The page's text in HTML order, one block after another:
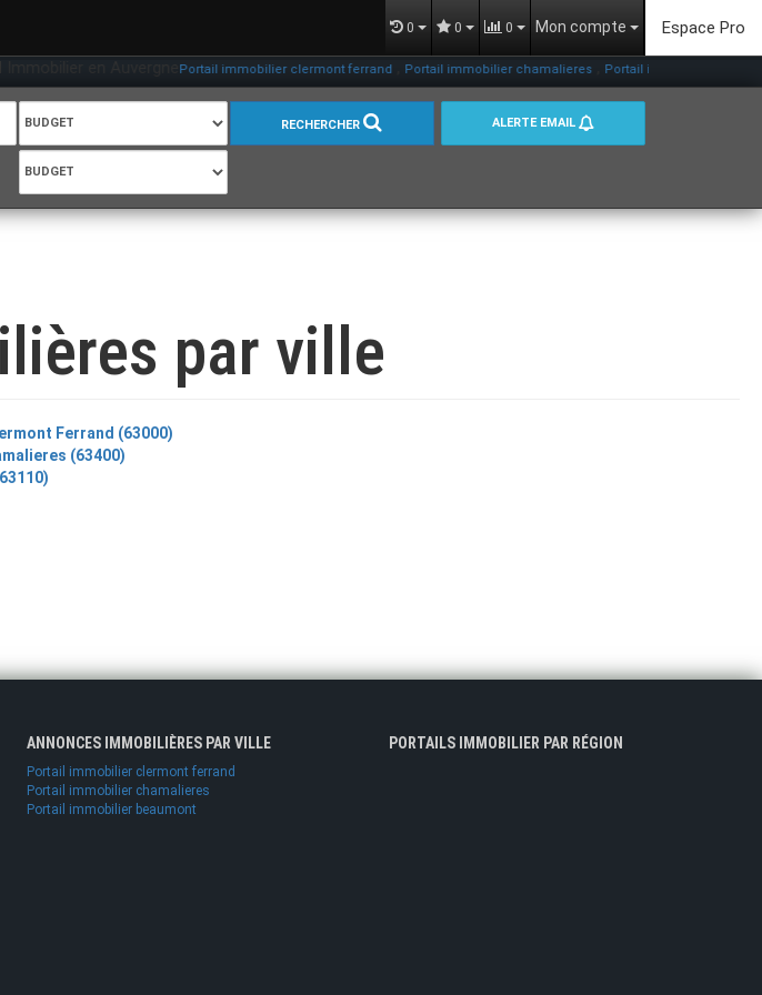
en Auvergne Portail immobilier clermont ferrand ,Portail immobilier chamalieres ,Portail immobilier beaumont
0 0 0 Mon compte Espace Pro
RECHERCHER ALERTE EMAIL
par ville
Ferrand (63000)
(63400)
ANNONCES IMMOBILIÈRES PAR VILLE
Portail immobilier clermont ferrand
Portail immobilier chamalieres
Portail immobilier beaumont
PORTAILS IMMOBILIER PAR RÉGION